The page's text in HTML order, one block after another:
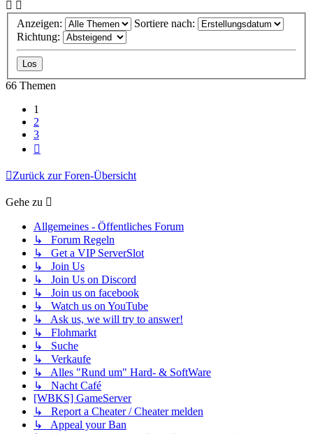
Anzeigen:
Sortiere nach:
Richtung:
66 Themen
1
2
3
Zurück zur Foren-Übersicht
Gehe zu
Allgemeines - Öffentliches Forum
↳ Forum Regeln
↳ Get a VIP ServerSlot
↳ Join Us
↳ Join Us on Discord
↳ Join us on facebook
↳ Watch us on YouTube
↳ Ask us, we will try to answer!
↳ Flohmarkt
↳ Suche
↳ Verkaufe
↳ Alles "Rund um" Hard- & SoftWare
↳ Nacht Café
[WBKS] GameServer
↳ Report a Cheater / Cheater melden
↳ Appeal your Ban